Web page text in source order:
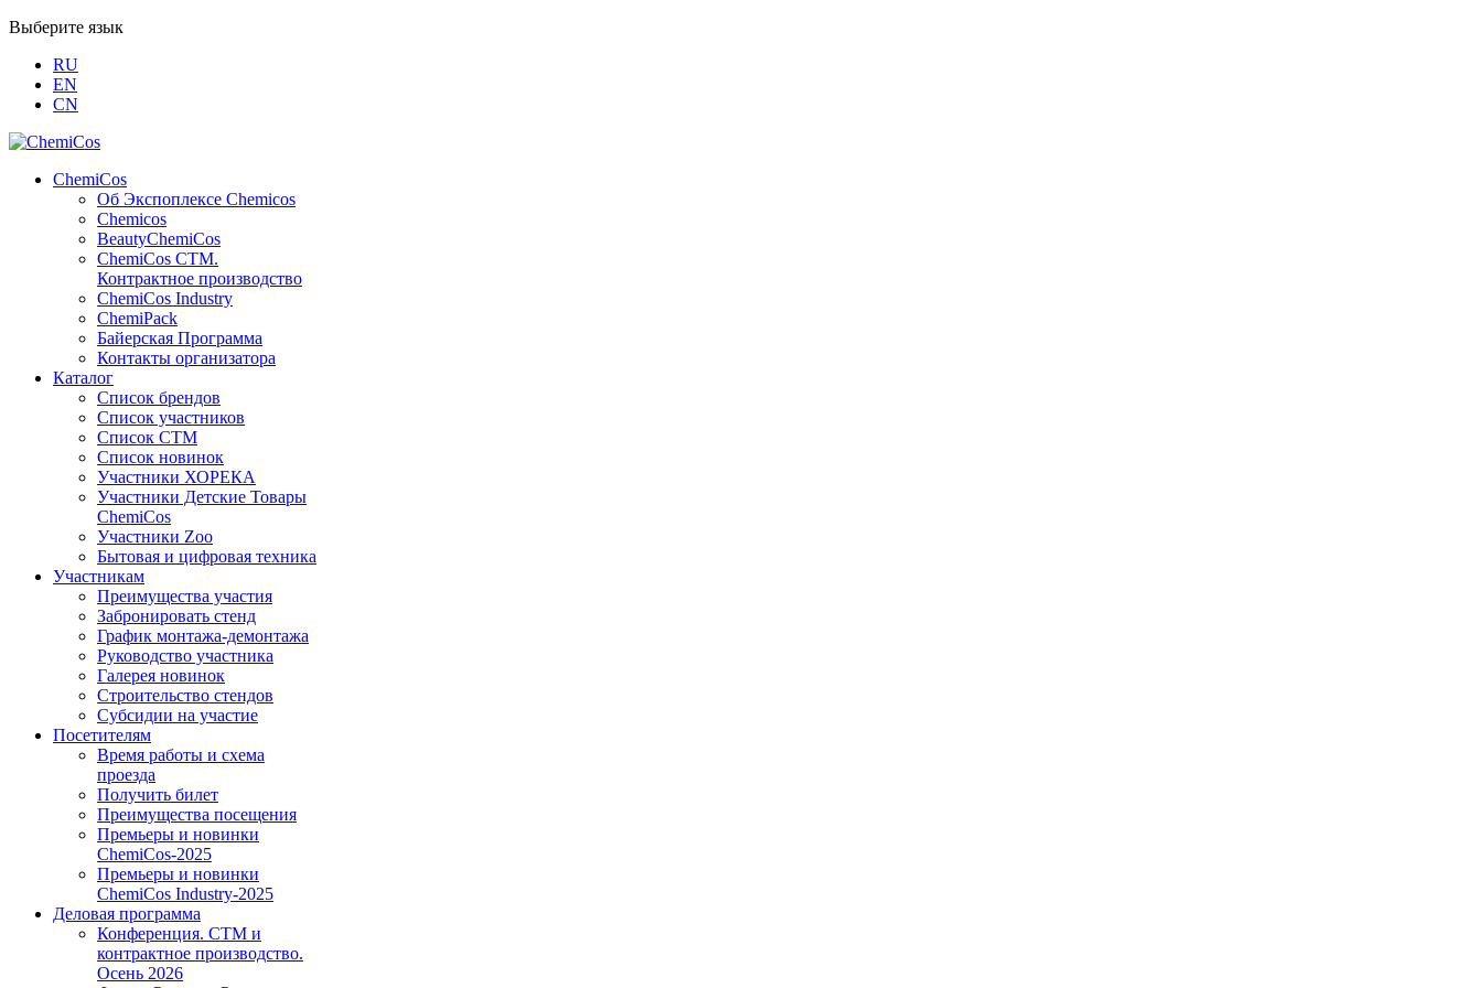
Выберите язык
RU
EN
CN
ChemiCos
Об Экспоплексе Chemicos
Chemicos
BeautyChemiCos
ChemiCos СТМ.
Контрактное производство
ChemiCos Industry
ChemiPack
Байерская Программа
Контакты организатора
Каталог
Список брендов
Список участников
Список СТМ
Список новинок
Участники ХОРЕКА
Участники Детские Товары
ChemiCos
Участники Zoo
Бытовая и цифровая техника
Участникам
Преимущества участия
Забронировать стенд
График монтажа-демонтажа
Руководство участника
Галерея новинок
Строительство стендов
Субсидии на участие
Посетителям
Время работы и схема
проезда
Получить билет
Преимущества посещения
Премьеры и новинки
ChemiCos-2025
Премьеры и новинки
ChemiCos Industry-2025
Деловая программа
Конференция. СТМ и
контрактное производство.
Осень 2026